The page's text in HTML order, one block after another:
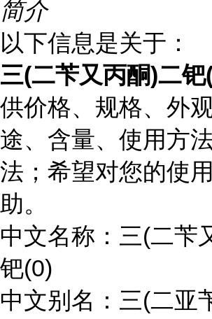
简介
以下信息是关于：
三(二苄又丙酮)二钯
供价格、规格、外
途、含量、使用方
法；希望对您的使
助。
中文名称：三(二苄
钯(0)
中文别名：三(二亚